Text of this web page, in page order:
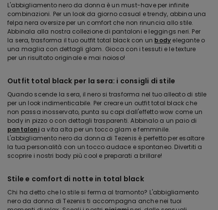
L'abbigliamento nero da donna è un must-have per infinite
combinazioni. Per un look da giorno casual e trendy, abbina una
felpa nera oversize per un comfort che non rinuncia allo stile.
Abbinala alla nostra collezione di pantaloni e leggings neri. Per
la sera, trasforma il tuo outfit total black con un body elegante o
una maglia con dettagli glam. Gioca con i tessuti e le texture
per un risultato originale e mai noioso!
Outfit total black per la sera: i consigli di stile
Quando scende la sera, il nero si trasforma nel tuo alleato di stile
per un look indimenticabile. Per creare un outfit total black che
non passa inosservato, punta su capi dall'effetto wow come un
body in pizzo o con dettagli trasparenti. Abbinalo a un paio di
pantalonia vita alta per un tocco glam e femminile.
L'abbigliamento nero da donna di Tezenis è perfetto per esaltare
la tua personalità con un tocco audace e spontaneo. Divertiti a
scoprire i nostri body più cool e preparati a brillare!
Stile e comfort di notte in total black
Chi ha detto che lo stile si ferma al tramonto? L'abbigliamento
nero da donna di Tezenis ti accompagna anche nei tuoi